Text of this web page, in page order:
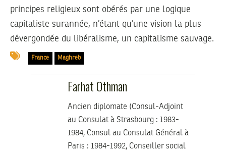
principes religieux sont obérés par une logique
capitaliste surannée, n’étant qu’une vision la plus
dévergondée du libéralisme, un capitalisme sauvage.
France Maghreb
Farhat Othman
Ancien diplomate (Consul-Adjoint
au Consulat à Strasbourg : 1983-
1984, Consul au Consulat Général à
Paris : 1984-1992, Conseiller social